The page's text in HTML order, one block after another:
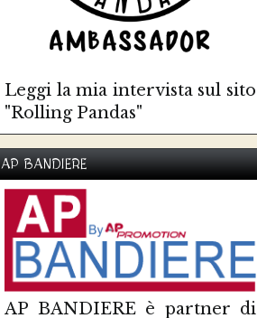
Leggi la mia intervista sul sito
"Rolling Pandas"
AP BANDIERE
AP BANDIERE è partner di